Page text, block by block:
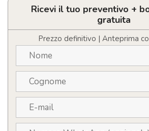
quantitàRicevi il tuo preventivo +
gratuita
Prezzo definitivo | Anteprima